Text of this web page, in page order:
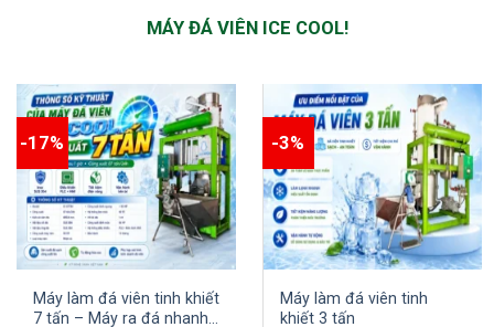
MÁY ĐÁ VIÊN ICE COOL!
-17%
Máy làm đá viên tinh khiết
7 tấn – Máy ra đá nhanh
-3%
Máy làm đá viên tinh
khiết 3 tấn